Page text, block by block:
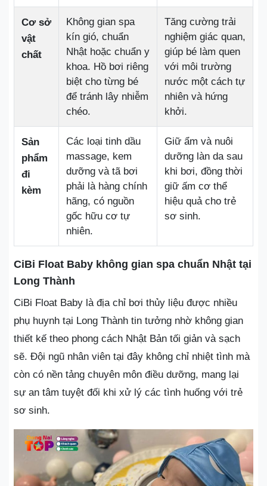
Cơ sở
vật
chất
Không gian spa
kín gió, chuẩn
Nhật hoặc chuẩn y
khoa. Hồ bơi riêng
biệt cho từng bé
để tránh lây nhiễm
chéo.
Tăng cường trải
nghiệm giác quan,
giúp bé làm quen
với môi trường
nước một cách tự
nhiên và hứng
khởi.
Sản
phẩm
đi
kèm
Các loại tinh dầu
massage, kem
dưỡng và tã bơi
phải là hàng chính
hãng, có nguồn
gốc hữu cơ tự
nhiên.
Giữ ẩm và nuôi
dưỡng làn da sau
khi bơi, đồng thời
giữ ấm cơ thể
hiệu quả cho trẻ
sơ sinh.
CiBi Float Baby không gian spa chuẩn Nhật tại
Long Thành
CiBi Float Baby là địa chỉ bơi thủy liệu được nhiều
phụ huynh tại Long Thành tin tưởng nhờ không gian
thiết kế theo phong cách Nhật Bản tối giản và sạch
sẽ. Đội ngũ nhân viên tại đây không chỉ nhiệt tình mà
còn có nền tảng chuyên môn điều dưỡng, mang lại
sự an tâm tuyệt đối khi xử lý các tình huống với trẻ
sơ sinh.